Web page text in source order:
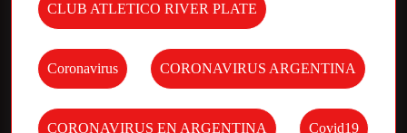
CLUB ATLETICO RIVER PLATE
Coronavirus CORONAVIRUS ARGENTINA
CORONAVIRUS EN ARGENTINA Covid19